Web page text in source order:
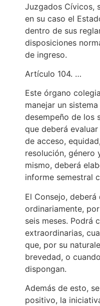
Juzgados Cívicos,
en su caso el
dentro de sus
disposiciones
de ingreso.
Artículo 104. …
Este órgano
manejar un
desempeño de los
que deberá
de acceso,
resolución, género
mismo, deberá
informe semestral
El Consejo, deberá
ordinariamente,
seis meses. Podrá
extraordinarias,
que, por su
brevedad, o
dispongan.
Además de esto,
positivo, la